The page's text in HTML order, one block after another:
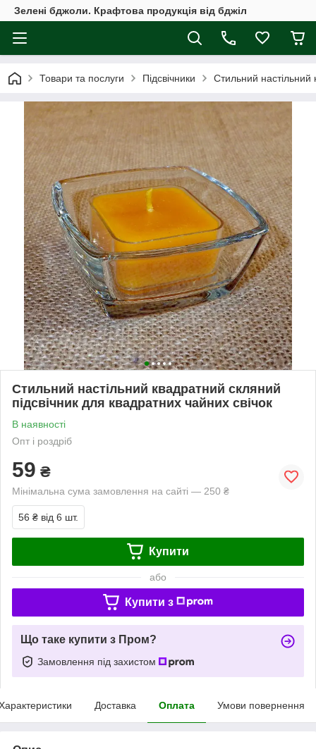
Зелені бджоли. Крафтова продукція від бджіл
Товари та послуги Підсвічники Стильний настільний
Стильний настільний квадратний скляний
підсвічник для квадратних чайних свічок
В наявності
Опт і роздріб
59 ₴
Мінімальна сума замовлення на сайті — 250 ₴
56 ₴ від 6 шт.
Купити
або
Купити з
Що таке купити з Пром?
Замовлення під захистом
Доставка Оплата Умови повернення